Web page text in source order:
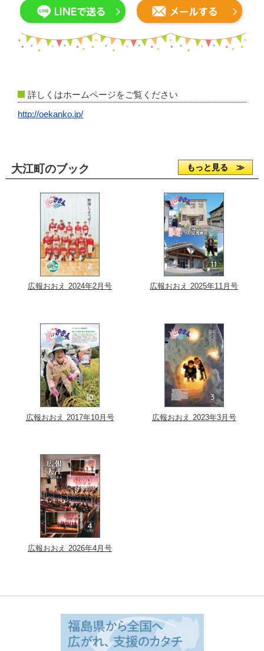
詳しくはホームページをご覧ください
http://oekanko.jp/
大江町のブック もっと見る ≫
広報おおえ 2024年2月号 広報おおえ 2025年11月号
広報おおえ 2017年10月号 広報おおえ 2023年3月号
広報おおえ 2026年4月号